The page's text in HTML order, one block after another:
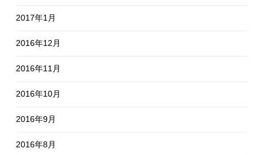
2017年1月
2016年12月
2016年11月
2016年10月
2016年9月
2016年8月